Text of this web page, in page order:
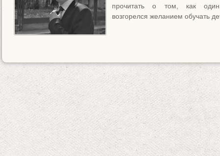
прочитать о том, как
возгорелся желанием обучать